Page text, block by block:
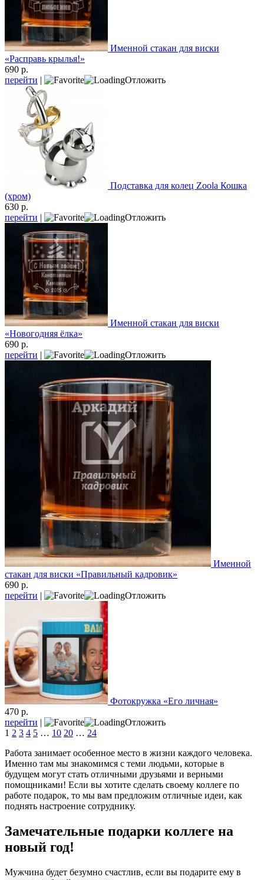
Именной стакан для виски
«Расправь крылья!»
690 р.
перейти | Отложить
Подставка для колец Zoola Кошка
(хром)
630 р.
перейти | Отложить
Именной стакан для виски
«Новогодняя ёлка»
690 р.
перейти | Отложить
Именной
стакан для виски «Правильный кадровик»
690 р.
перейти | Отложить
Фотокружка «Его личная»
470 р.
перейти |
Отложить
1 2 3 4 5 … 10 20 … 24
Работа занимает особенное место в жизни каждого человека.
Именно там мы знакомимся с теми людьми, которые в
будущем могут стать отличными друзьями и верными
помощниками! Если вы хотите сделать своему коллеге по
работе подарок, то мы вам предложим отличные идеи, как
поднять настроение сотруднику.
Замечательные подарки коллеге на
новый год!
Мужчина будет безумно счастлив, если вы подарите ему в